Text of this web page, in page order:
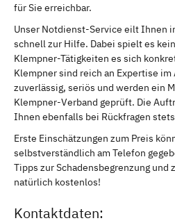
für Sie erreichbar.
Unser Notdienst-Service eilt Ihnen
schnell zur Hilfe. Dabei spielt es
Klempner-Tätigkeiten es sich
Klempner sind reich an Expertise
zuverlässig, seriös und werden ein
Klempner-Verband geprüft. Die
Ihnen ebenfalls bei Rückfragen
Erste Einschätzungen zum Preis
selbstverständlich am Telefon
Tipps zur Schadensbegrenzung und
natürlich kostenlos!
Kontaktdaten: